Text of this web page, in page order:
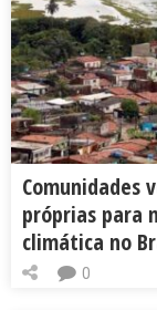
Comunidades
próprias para
climática no
0